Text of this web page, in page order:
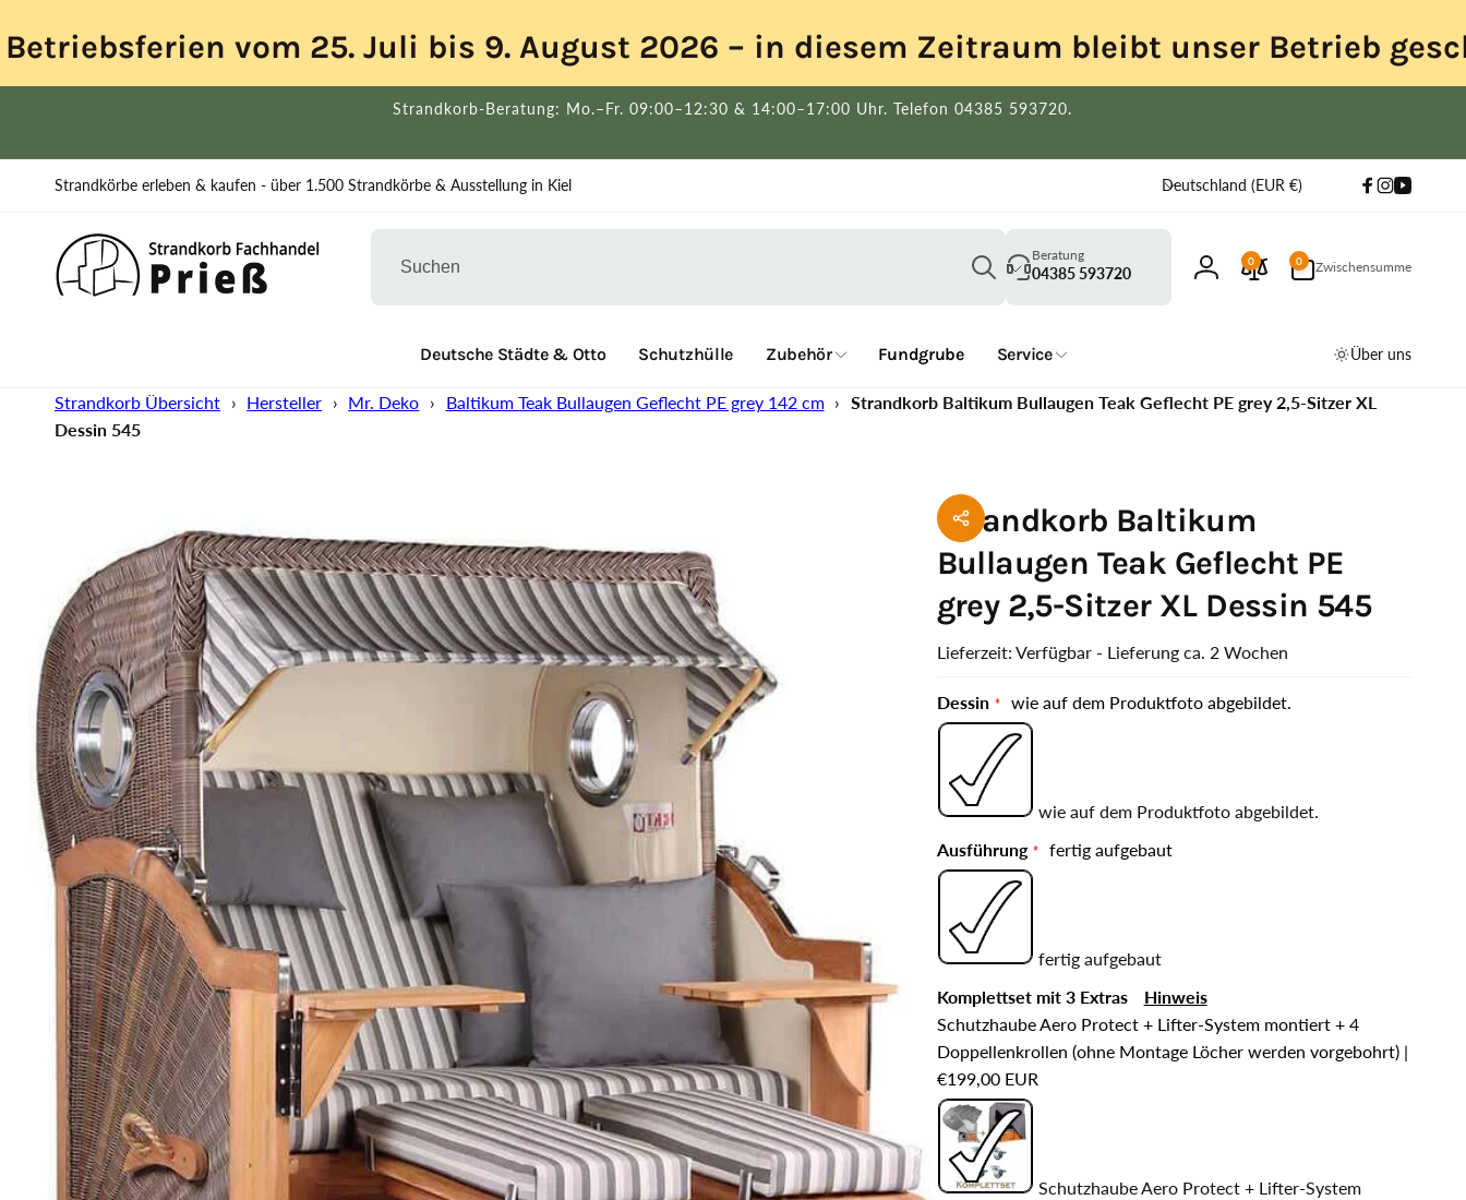
Inhalt
Betriebsferien vom 25. Juli bis 9. August 2026 – in diesem Zeitraum bleibt unser Betrieb
Strandkorb-Beratung: Mo.–Fr. 09:00–12:30 & 14:00–17:00 Uhr. Telefon 04385 593720.
Strandkörbe erleben & kaufen - über 1.500 Strandkörbe & Ausstellung in Kiel
n
R
Deutschland (EUR €)
Facebook
Instagram
YouTube
Beratung
04385 593720 Einloggen
0 0
Artikel Zwischensumme
Deutsche Städte & Otto Schutzhülle Zubehör Fundgrube Service Über uns
Strandkorb Übersicht › Hersteller › Mr. Deko › Baltikum Teak Bullaugen Geflecht PE grey 142 cm › Strandkorb Baltikum Bullaugen Teak Geflecht PE grey 2,5-Sitzer XL
Dessin 545
Strandkorb Baltikum
Bullaugen Teak Geflecht PE
grey 2,5-Sitzer XL Dessin 545
Lieferzeit: Verfügbar - Lieferung ca. 2 Wochen
Dessin wie auf dem Produktfoto abgebildet.
wie auf dem Produktfoto abgebildet.
Ausführung
fertig aufgebaut
fertig aufgebaut
Komplettset mit 3 Extras
Hinweis
Schutzhaube Aero Protect + Lifter-System montiert + 4
Doppellenkrollen (ohne Montage Löcher werden vorgebohrt) |
€199,00 EUR
Schutzhaube Aero Protect + Lifter-System